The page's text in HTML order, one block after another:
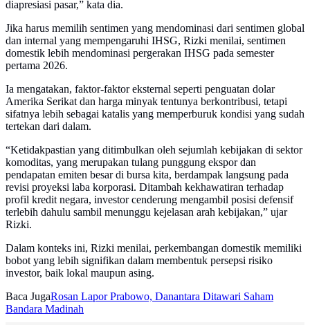
diapresiasi pasar,” kata dia.
Jika harus memilih sentimen yang mendominasi dari sentimen global
dan internal yang mempengaruhi IHSG, Rizki menilai, sentimen
domestik lebih mendominasi pergerakan IHSG pada semester
pertama 2026.
Ia mengatakan, faktor-faktor eksternal seperti penguatan dolar
Amerika Serikat dan harga minyak tentunya berkontribusi, tetapi
sifatnya lebih sebagai katalis yang memperburuk kondisi yang sudah
tertekan dari dalam.
“Ketidakpastian yang ditimbulkan oleh sejumlah kebijakan di sektor
komoditas, yang merupakan tulang punggung ekspor dan
pendapatan emiten besar di bursa kita, berdampak langsung pada
revisi proyeksi laba korporasi. Ditambah kekhawatiran terhadap
profil kredit negara, investor cenderung mengambil posisi defensif
terlebih dahulu sambil menunggu kejelasan arah kebijakan,” ujar
Rizki.
Dalam konteks ini, Rizki menilai, perkembangan domestik memiliki
bobot yang lebih signifikan dalam membentuk persepsi risiko
investor, baik lokal maupun asing.
Baca JugaRosan Lapor Prabowo, Danantara Ditawari Saham
Bandara Madinah